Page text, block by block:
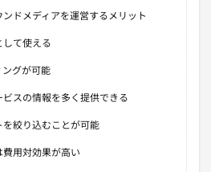
ンドメディアを運営するメリット
して使える
ングが可能
ビスの情報を多く提供できる
を絞り込むことが可能
費用対効果が高い